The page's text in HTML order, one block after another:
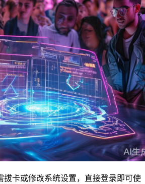
拔卡或修改系统设置，直接登录即可使